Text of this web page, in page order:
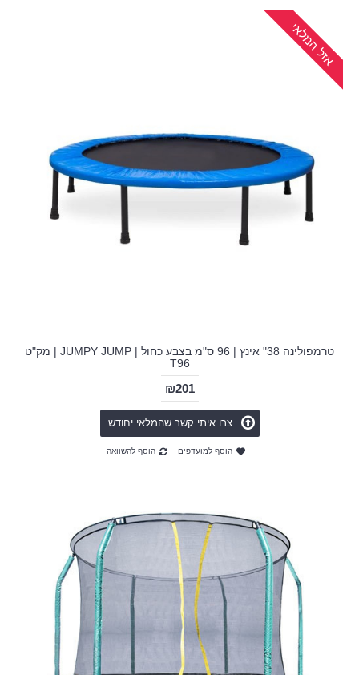
אזל המלאי
טרמפולינה 38" אינץ | 96 ס"מ בצבע כחול | JUMPY JUMP | מק"ט
T96
₪201
צרו איתי קשר שהמלאי יחודש
הוסף למועדפים הוסף להשוואה